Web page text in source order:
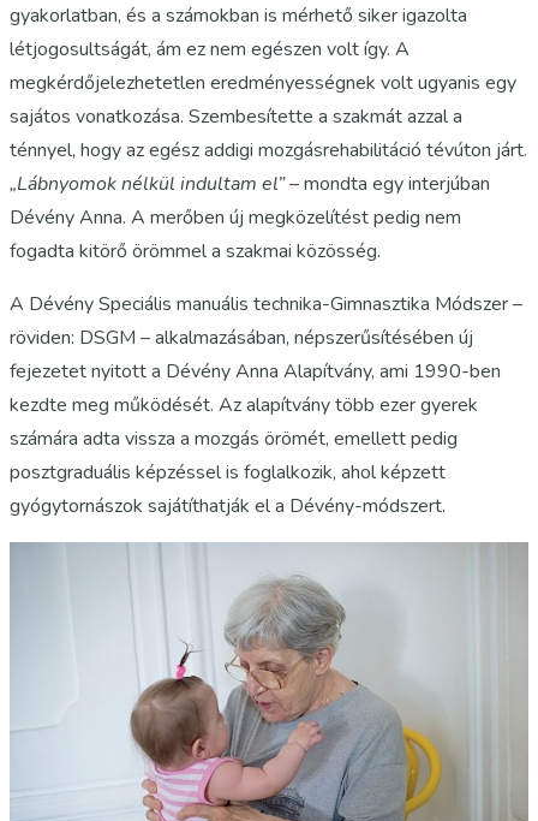
gyakorlatban, és a számokban is mérhető siker igazolta
létjogosultságát, ám ez nem egészen volt így. A
megkérdőjelezhetetlen eredményességnek volt ugyanis egy
sajátos vonatkozása. Szembesítette a szakmát azzal a
ténnyel, hogy az egész addigi mozgásrehabilitáció tévúton járt.
„Lábnyomok nélkül indultam el”– mondta egy interjúban
Dévény Anna. A merőben új megközelítést pedig nem
fogadta kitörő örömmel a szakmai közösség.
A Dévény Speciális manuális technika-Gimnasztika Módszer –
röviden: DSGM – alkalmazásában, népszerűsítésében új
fejezetet nyitott a Dévény Anna Alapítvány, ami 1990-ben
kezdte meg működését. Az alapítvány több ezer gyerek
számára adta vissza a mozgás örömét, emellett pedig
posztgraduális képzéssel is foglalkozik, ahol képzett
gyógytornászok sajátíthatják el a Dévény-módszert.